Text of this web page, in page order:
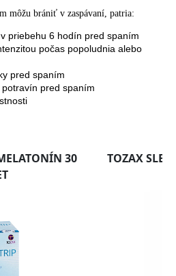
môžu brániť v zaspávaní, patria:
priebehu 6 hodín pred spaním
počas popoludnia alebo
pred spaním
pred spaním